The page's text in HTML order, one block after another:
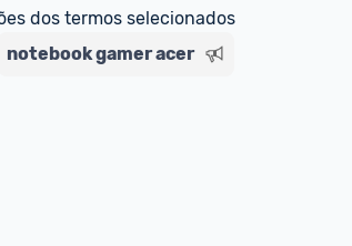
dos termos selecionados
notebook gamer acer